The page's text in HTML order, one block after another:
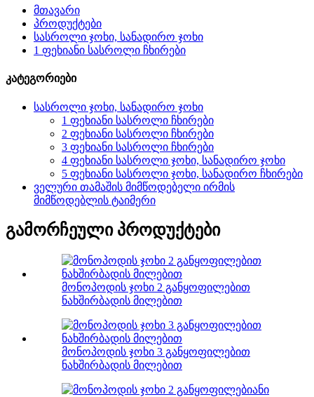
მთავარი
პროდუქტები
სასროლი ჯოხი, სანადირო ჯოხი
1 ფეხიანი სასროლი ჩხირები
კატეგორიები
სასროლი ჯოხი, სანადირო ჯოხი
1 ფეხიანი სასროლი ჩხირები
2 ფეხიანი სასროლი ჩხირები
3 ფეხიანი სასროლი ჩხირები
4 ფეხიანი სასროლი ჯოხი, სანადირო ჯოხი
5 ფეხიანი სასროლი ჯოხი, სანადირო ჩხირები
ველური თამაშის მიმწოდებელი ირმის
მიმწოდებლის ტაიმერი
გამორჩეული პროდუქტები
მონოპოდის ჯოხი 2 განყოფილებით
ნახშირბადის მილებით
მონოპოდის ჯოხი 3 განყოფილებით
ნახშირბადის მილებით